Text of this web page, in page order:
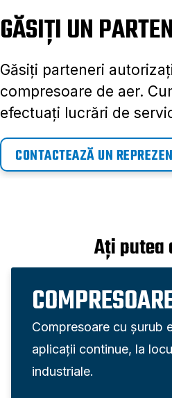
GĂSIȚI UN
Găsiți parteneri
compresoare de aer.
efectuați lucrări de
CONTACTEAZĂ UN
Ați putea
Compresoare cu șurub
aplicații continue, la
industriale.